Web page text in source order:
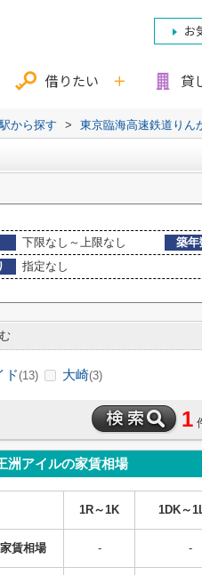
お
借りたい 貸
から探す > 東京臨海高速鉄道りん
下限なし～上限なし 築年
指定なし
ド(13) 大崎(3)
1
洲アイルの家賃相場
1R～1K 1DK～
家賃相場 - -